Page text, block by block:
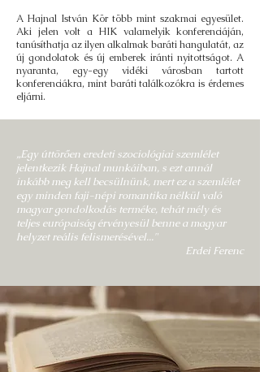
A Hajnal István Kör több mint szakmai egyesület.
Aki jelen volt a HIK valamelyik konferenciáján,
tanúsíthatja az ilyen alkalmak baráti hangulatát, az
új gondolatok és új emberek iránti nyitottságot. A
nyaranta, egy-egy vidéki városban tartott
konferenciákra, mint baráti találkozókra is érdemes
eljárni.
„Egy úttörően eredeti szociológiai szemlélet
jelentkezik Hajnal munkáiban, s ezt annál
inkább meg kell becsülnünk, mert ez a szemlélet
egy minden faji-népi romantika nélkül való
magyar gondolkodás terméke, tehát mély és
teljes európaiság érvényesül benne a magyar
helyzet reális felismerésével..."
Erdei Ferenc